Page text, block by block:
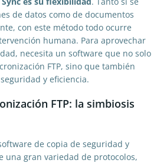
de datos como de documentos
con este método todo ocurre
humana. Para aprovechar
necesita un software que no solo
FTP, sino que también
y eficiencia.
FTP: la simbiosis
de copia de seguridad y
una gran variedad de protocolos,